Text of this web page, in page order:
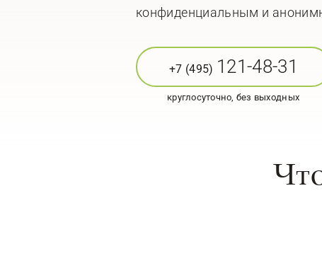
конфиденциальным и
+7 (495) 121-48-31
круглосуточно, без выходных